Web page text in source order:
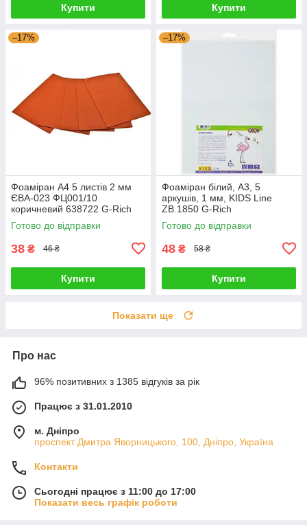
Купити Купити
–17%
Фоаміран А4 5 листів 2 мм
ЄВА-023 ФЦ001/10
коричневий 638722 G-Rich
Готово до відправки
38 ₴ 46 ₴
Купити
–17%
Фоаміран білий, А3, 5
аркушів, 1 мм, KIDS Line
ZB.1850 G-Rich
Готово до відправки
48 ₴ 58 ₴
Купити
Показати ще
Про нас
96% позитивних з 1385 відгуків за рік
Працює з 31.01.2010
м. Дніпро
проспект Дмитра Яворницького, 100, Дніпро, Україна
Контакти
Сьогодні працює з 11:00 до 17:00
Показати весь графік роботи